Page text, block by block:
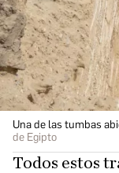
Una de las tumbas
de Egipto
Todos estos